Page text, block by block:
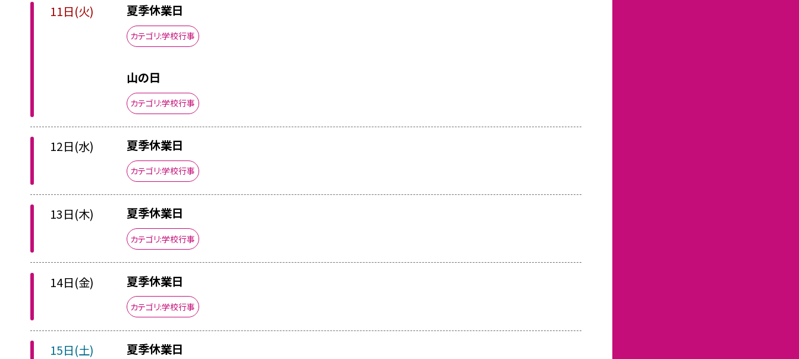
11日(火) 夏季休業日
カテゴリ:学校行事
山の日
カテゴリ:学校行事
12日(水) 夏季休業日
カテゴリ:学校行事
13日(木) 夏季休業日
カテゴリ:学校行事
14日(金) 夏季休業日
カテゴリ:学校行事
15日(土) 夏季休業日